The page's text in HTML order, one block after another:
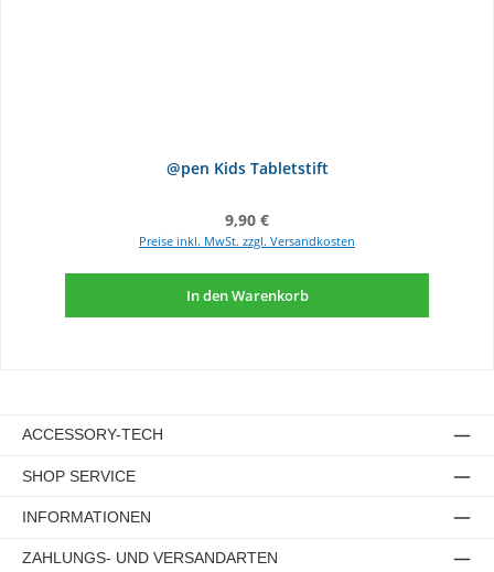
@pen Kids Tabletstift
Regulärer Preis:
9,90 €
Preise inkl. MwSt. zzgl. Versandkosten
In den Warenkorb
ACCESSORY-TECH
SHOP SERVICE
INFORMATIONEN
ZAHLUNGS- UND VERSANDARTEN